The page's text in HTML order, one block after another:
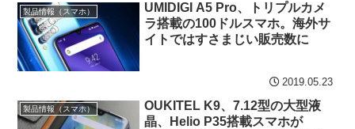
製品情報（スマホ）
UMIDIGI A5 Pro、トリプルカメ
ラ搭載の100ドルスマホ。海外サ
イトではすさまじい販売数に
2019.05.23
製品情報（スマホ）
OUKITEL K9、7.12型の大型液
晶、Helio P35搭載スマホが